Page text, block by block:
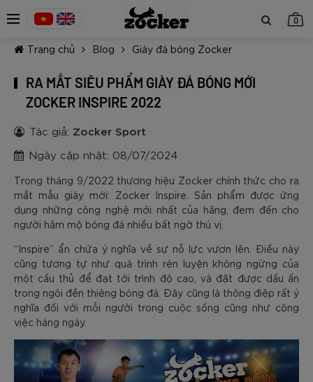
0
Trang chủ Blog Giày đá bóng Zocker
RA MẮT SIÊU PHẨM GIÀY ĐÁ BÓNG MỚI
ZOCKER INSPIRE 2022
Tác giả: Zocker Sport
Ngày cập nhật: 08/07/2024
Trong tháng 9/2022 thương hiệu Zocker chính thức cho ra
mắt mẫu giày mới: Zocker Inspire. Sản phẩm được ứng
dụng những công nghệ mới nhất của hãng, đem đến cho
người hâm mộ bóng đá nhiều bất ngờ thú vị.
“Inspire” ẩn chứa ý nghĩa về sự nỗ lực vươn lên. Điều này
cũng tương tự như quá trình rèn luyện không ngừng của
một cầu thủ để đạt tới trình độ cao, và đặt được dấu ấn
trong ngôi đền thiêng bóng đá. Đây cũng là thông điệp rất ý
nghĩa đối với mỗi người trong cuộc sống cũng như công
việc hàng ngày.